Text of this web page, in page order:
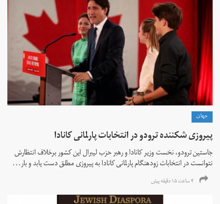
جهان
پیروزی شکننده ترودو در انتخابات پارلمانی کانادا
جاستین ترودو، نخست وزیر کانادا و رهبر حزب لیبرال این کشور برخلاف انتظارش
نتوانست در انتخابات زود‌هنگام پارلمانی کانادا به پیروزی مطلق دست یابد و بار...
۴ ساعت ۱۵ دقیقه پیش